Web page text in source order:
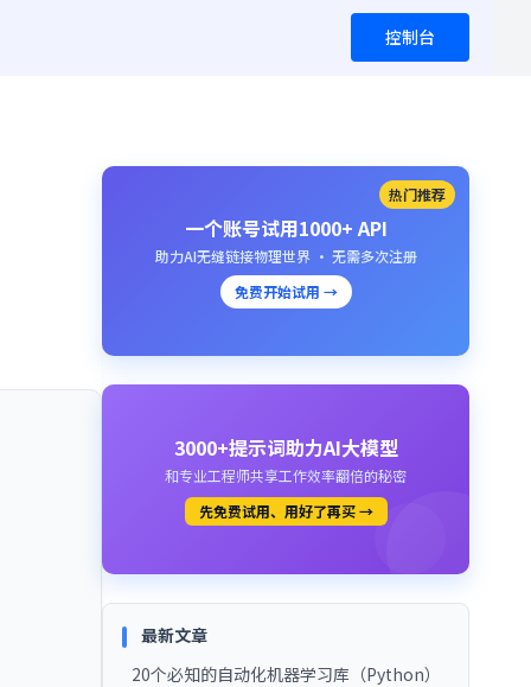
控制台
热门推荐
一个账号试用1000+ API
助力AI无缝链接物理世界 · 无需多次注册
免费开始试用 →
3000+提示词助力AI大模型
和专业工程师共享工作效率翻倍的秘密
先免费试用、用好了再买 →
最新文章
20个必知的自动化机器学习库（Python）